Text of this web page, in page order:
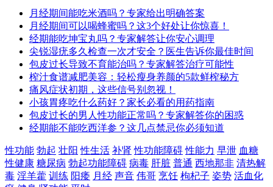
月经期间能吃米酒吗？专家给出明确答案
月经期间可以喝蜂蜜吗？这3个好处让你惊喜！
经期能吃坤宝丸吗？专家解答让你安心调理
尖锐湿疣多久检查一次才安全？医生告诉你最佳时间
包皮过长导致不育能治吗？专家解答治疗可能性
榨汁食谱减肥美容：轻松瘦身养颜的5款鲜榨秘方
痛风症状初期，这些信号别忽视！
小孩胃疼吃什么药好？家长必看的用药指南
包皮过长的男人性功能正常吗？专家解答你的困惑
经期能不能吃西洋参？这几点禁忌你必须知道
性功能 勃起 壮阳 性生活 补肾 性功能障碍 性能力 早泄 血糖
性健康 糖尿病 勃起功能障碍 病毒 肝脏 普通 西地那非 清热解
毒 淫羊藿 训练 阳痿 月经 声音 伟哥 烹饪 枸杞子 姿势 活血化